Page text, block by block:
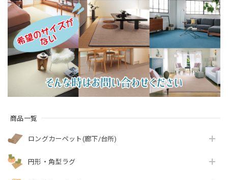
商品一覧
ロングカーペット(廊下/台所)
円形・角型ラグ
ウイルス加工」+
「SEK 制菌加工」雰
囲気のある杢調 無地
ループカーペット 全5
色 防炎ラベル付『ア
スフューチャ
ー/FUT』
い♪ 波紋のような上
質感のあるテクスチ
ャー 無地 ループ カー
ペット全3色 防炎ラベ
ル付『アスボニ
ー/BNI』
カーペット♪落ち着
いたナチュラルな色
合いとシンプルなデ
ザインが魅力 無地調
幾何学柄 全3色 防炎
ラベル付『アスクエ
スト/QST』